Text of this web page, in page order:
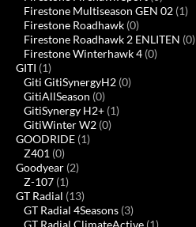
Firestone Multiseason GEN 02 (1)
Firestone Roadhawk (0)
Firestone Roadhawk 2 ENLITEN (0)
Firestone Winterhawk 4 (0)
GITI (1)
Giti GitiSynergyH2 (0)
GitiAllSeason (0)
GitiSynergy H2+ (1)
GitiWinter W2 (0)
GOODRIDE (1)
Z401 (0)
Goodyear (2)
Z-107 (1)
GT Radial (13)
GT Radial 4Seasons (3)
GT Radial ClimateActive (1)